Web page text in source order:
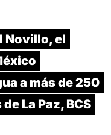
Novillo, el
a más de 250
La Paz, BCS